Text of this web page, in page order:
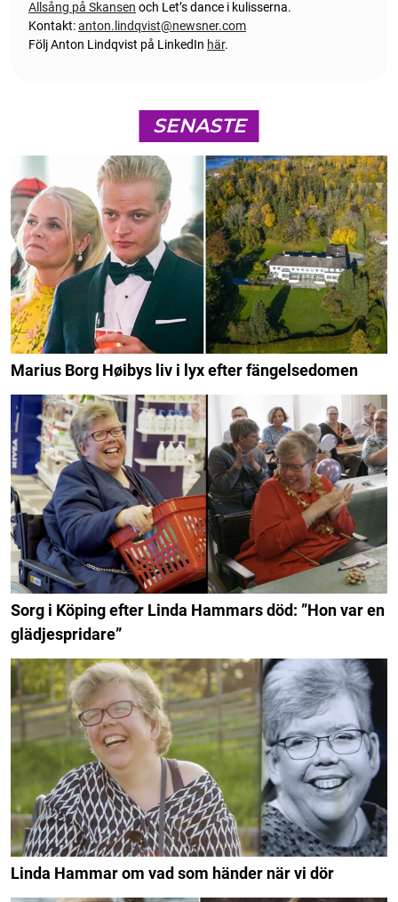
Allsång på Skansen och Let’s dance i kulisserna.
Kontakt:anton.lindqvist@newsner.com
Följ Anton Lindqvist på LinkedIn här.
SENASTE
Marius Borg Høibys liv i lyx efter fängelsedomen
Sorg i Köping efter Linda Hammars död: ”Hon var en
glädjespridare”
Linda Hammar om vad som händer när vi dör